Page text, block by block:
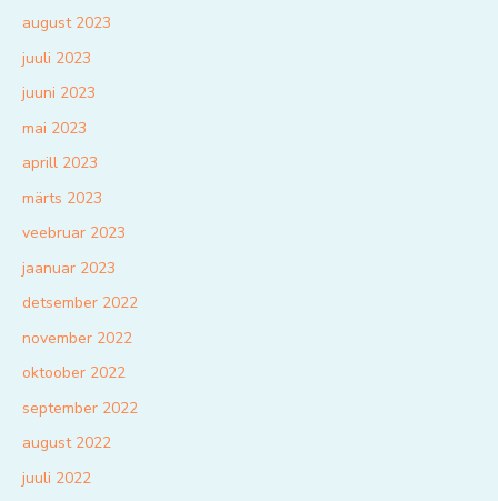
august 2023
juuli 2023
juuni 2023
mai 2023
aprill 2023
märts 2023
veebruar 2023
jaanuar 2023
detsember 2022
november 2022
oktoober 2022
september 2022
august 2022
juuli 2022